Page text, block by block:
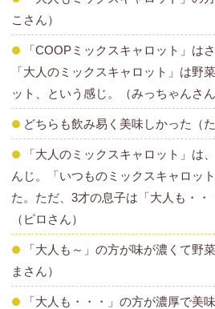
こさん）
「COOPミックスキャロット」は
「大人のミックスキャロット」は野
ット、という感じ。（みっちゃんさん
どちらも飲み易く美味しかった（た
「大人のミックスキャロット」は
んじ。「いつものミックスキャロッ
た。ただ、3才の息子は「大人も・・
（ピロさん）
「大人も～」の方が味が濃くて野
まさん）
「大人も・・・」の方が濃厚で美